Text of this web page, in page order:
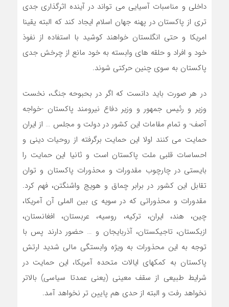
داخلی و مناسبات آسیایی می تواند در آینده اثرگذاری جدی
تری از پاکستان در پهنه جهان اسلام ایجاد کند که البته یقینا
امریکا و حتی انگلستان خواهند کوشید با استفاده از نفوذ
خود و افراد و حلقه های وابسته به خود مانع از چرخش جدی
پاکستان به سوی چنین حرکتی شوند.
در هر صورت باید دانست که اگر در بحبوحه جنگ، نخست
وزیر و رئیس جمهور و وزیر دفاع نیرومند پاکستان -خواجه
آصف- و تمام مقامات این کشور در دولت و مجلس … از ایران
حمایت می کنند اولا این حمایت برگرفته از روحیات دینی و
احساسات قلبی ملت پاکستان است و ثانیا این حمایت را
بایستی در چارچوب مقدورات و محذورات پاکستان و توان
تقابل این کشور در برابر چماق و هویج واشنگتن، فهم کرد.
مقدورات و محذوراتی که در سویه ی بین الملی آن آمریکا،
چین، هند، ایران، ترکیه، روسیه، عربستان، افغانستان،
ازبکستان، تاجیکستان، آذربایجان و … حضور دارند پس با
توجه به این محذورات به ویژه وابستگی مالی شدید ارتش
پاکستان به کمکهای ایالات متحده آمریکا، این حمایت در
شرایط طبیعی از سقف معینی (یعنی عمدتا سیاسی) بالاتر
نخواهد رفت و البته از حدی هم پایین تر نخواهد آمد.